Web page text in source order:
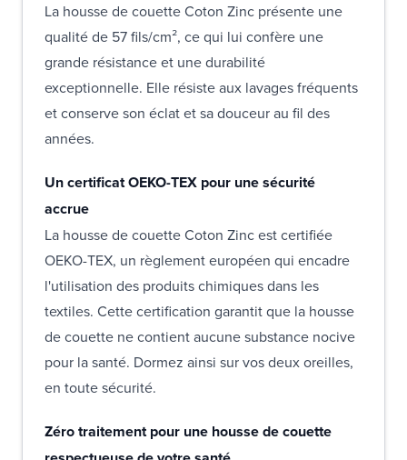
La housse de couette Coton Zinc présente une
qualité de 57 fils/cm², ce qui lui confère une
grande résistance et une durabilité
exceptionnelle. Elle résiste aux lavages fréquents
et conserve son éclat et sa douceur au fil des
années.
Un certificat OEKO-TEX pour une sécurité
accrue
La housse de couette Coton Zinc est certifiée
OEKO-TEX, un règlement européen qui encadre
l'utilisation des produits chimiques dans les
textiles. Cette certification garantit que la housse
de couette ne contient aucune substance nocive
pour la santé. Dormez ainsi sur vos deux oreilles,
en toute sécurité.
Zéro traitement pour une housse de couette